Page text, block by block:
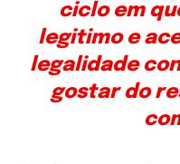
ciclo em
legitimo e
legalidade
gostar do